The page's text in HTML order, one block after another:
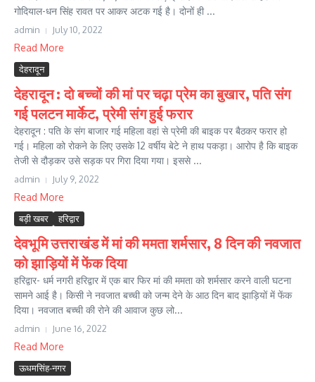
गोदियाल-धन सिंह रावत पर आकर अटक गई है। दोनों ही ...
admin July 10, 2022
Read More
देहरादून
देहरादून : दो बच्चों की मां पर चढ़ा प्रेम का बुखार, पति संग
गई पलटन मार्केट, प्रेमी संग हुई फरार
देहरादून : पति के संग बाजार गई महिला वहां से प्रेमी की बाइक पर बैठकर फरार हो
गई। महिला को रोकने के लिए उसके 12 वर्षीय बेटे ने हाथ पकड़ा। आरोप है कि बाइक
तेजी से दौड़कर उसे सड़क पर गिरा दिया गया। इससे ...
admin July 9, 2022
Read More
बड़ी खबर हरिद्वार
देवभूमि उत्तराखंड में मां की ममता शर्मसार, 8 दिन की नवजात
को झाड़ियों में फेंक दिया
हरिद्वार- धर्म नगरी हरिद्वार में एक बार फिर मां की ममता को शर्मसार करने वाली घटना
सामने आई है। किसी ने नवजात बच्ची को जन्म देने के आठ दिन बाद झाड़ियों में फेंक
दिया। नवजात बच्ची की रोने की आवाज कुछ लो...
admin June 16, 2022
Read More
ऊधमसिंह-नगर